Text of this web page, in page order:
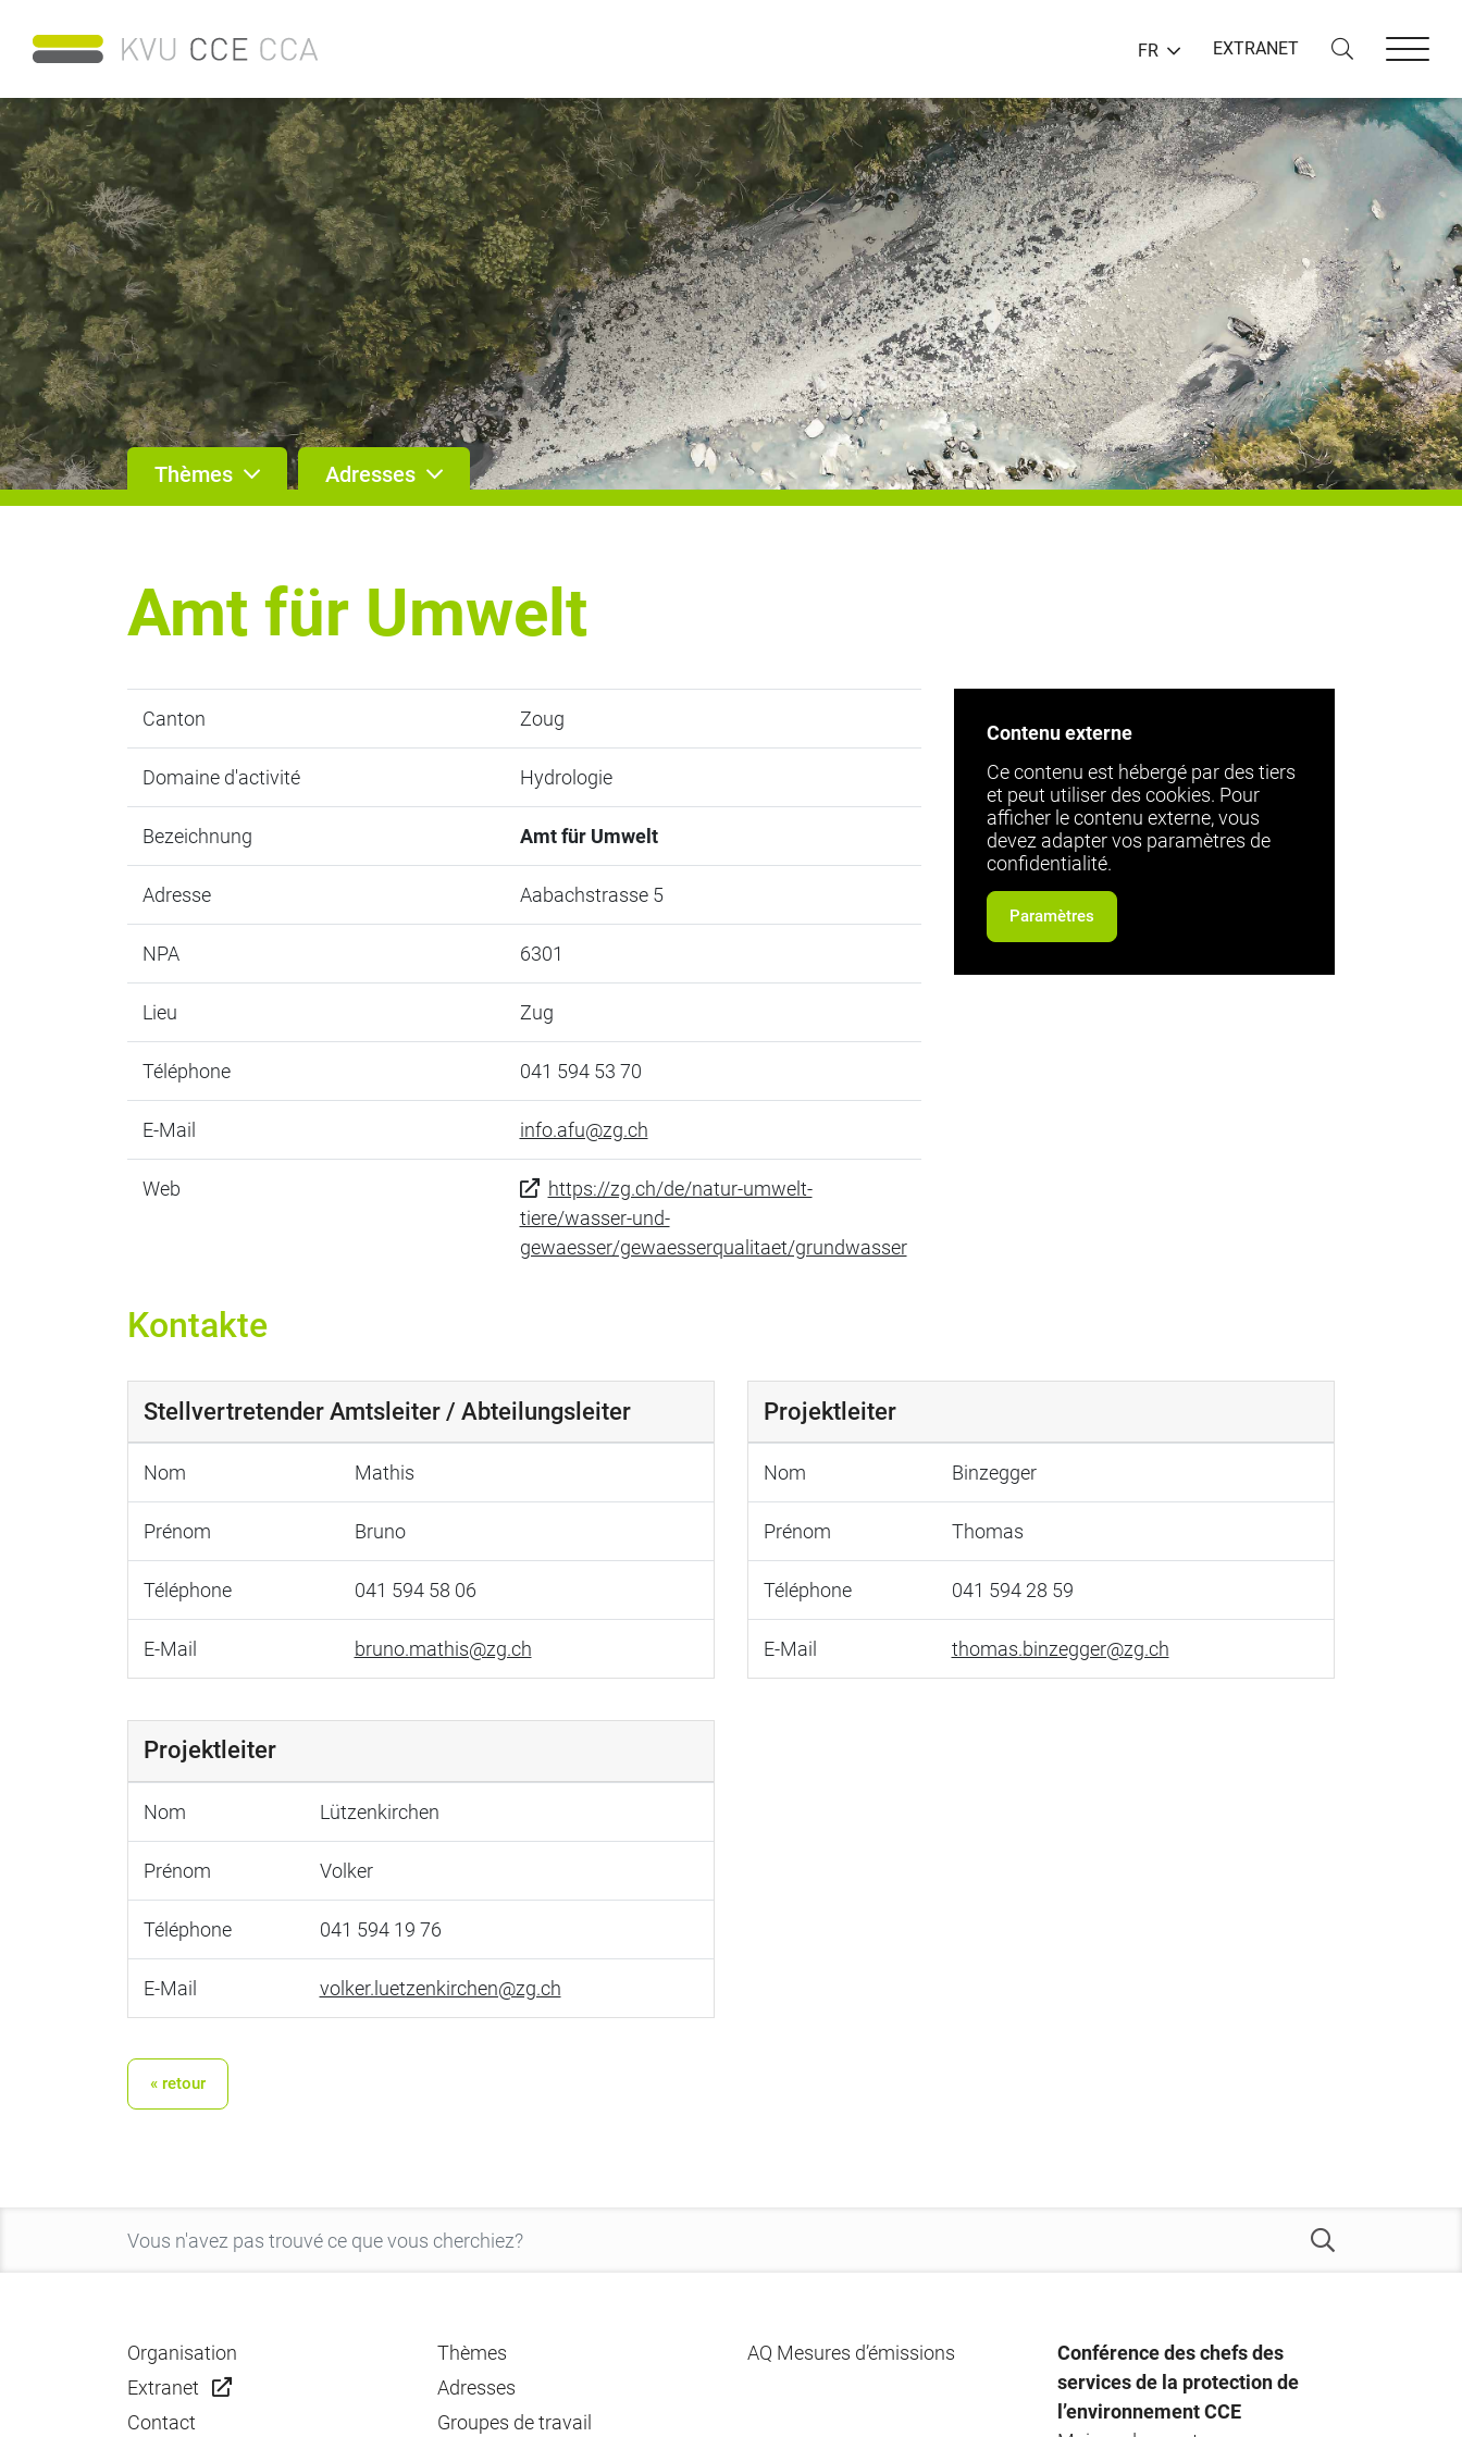
FR EXTRANET
Thèmes Adresses
Amt für Umwelt
Canton Zoug
Domaine d'activité Hydrologie
Bezeichnung Amt für Umwelt
Adresse Aabachstrasse 5
NPA 6301
Lieu Zug
Téléphone 041 594 53 70
E-Mail info.afu@zg.ch
Web
https://zg.ch/de/natur-umwelt-
tiere/wasser-und-
gewaesser/gewaesserqualitaet/grundwasser
Contenu externe
Ce contenu est hébergé par des tiers
et peut utiliser des cookies. Pour
afficher le contenu externe, vous
devez adapter vos paramètres de
confidentialité.
Paramètres
Kontakte
Stellvertretender Amtsleiter / Abteilungsleiter
Nom Mathis
Prénom Bruno
Téléphone 041 594 58 06
E-Mail bruno.mathis@zg.ch
Projektleiter
Nom Binzegger
Prénom Thomas
Téléphone 041 594 28 59
E-Mail thomas.binzegger@zg.ch
Projektleiter
Nom Lützenkirchen
Prénom Volker
Téléphone 041 594 19 76
E-Mail volker.luetzenkirchen@zg.ch
« retour
Organisation
Extranet
Contact
Thèmes
Adresses
Groupes de travail
AQ Mesures d’émissions
Conférence des chefs des
services de la protection de
l’environnement CCE